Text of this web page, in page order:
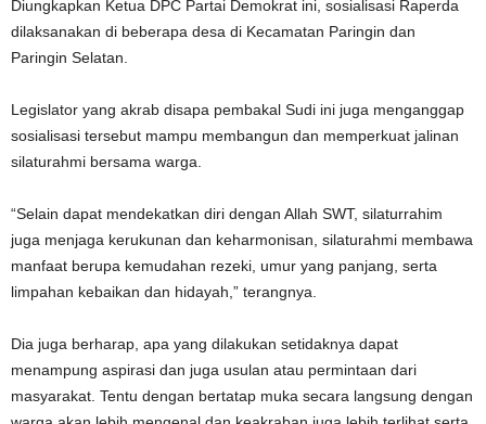
Diungkapkan Ketua DPC Partai Demokrat ini, sosialisasi Raperda
dilaksanakan di beberapa desa di Kecamatan Paringin dan
Paringin Selatan.
Legislator yang akrab disapa pembakal Sudi ini juga menganggap
sosialisasi tersebut mampu membangun dan memperkuat jalinan
silaturahmi bersama warga.
“Selain dapat mendekatkan diri dengan Allah SWT, silaturrahim
juga menjaga kerukunan dan keharmonisan, silaturahmi membawa
manfaat berupa kemudahan rezeki, umur yang panjang, serta
limpahan kebaikan dan hidayah,” terangnya.
Dia juga berharap, apa yang dilakukan setidaknya dapat
menampung aspirasi dan juga usulan atau permintaan dari
masyarakat. Tentu dengan bertatap muka secara langsung dengan